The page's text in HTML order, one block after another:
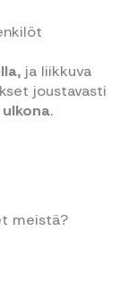
, ja liikkuva
joustavasti
.
meistä?